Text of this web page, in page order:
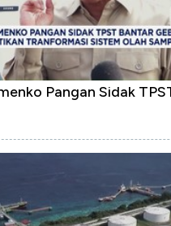
Pangan Sidak